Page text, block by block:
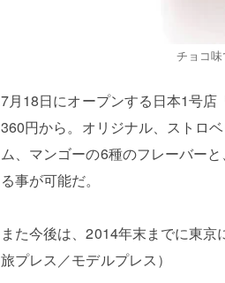
チョコ
7月18日にオープンする日本1号
360円から。オリジナル、ストロ
ム、マンゴーの6種のフレーバー
る事が可能だ。
また今後は、2014年末までに東
旅プレス／モデルプレス）